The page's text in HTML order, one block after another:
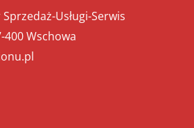
Usługi-Serwis
400 Wschowa